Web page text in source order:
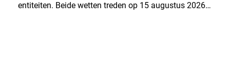
entiteiten. Beide wetten treden op 15 augustus 2026